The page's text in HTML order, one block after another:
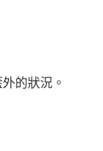
的狀況。